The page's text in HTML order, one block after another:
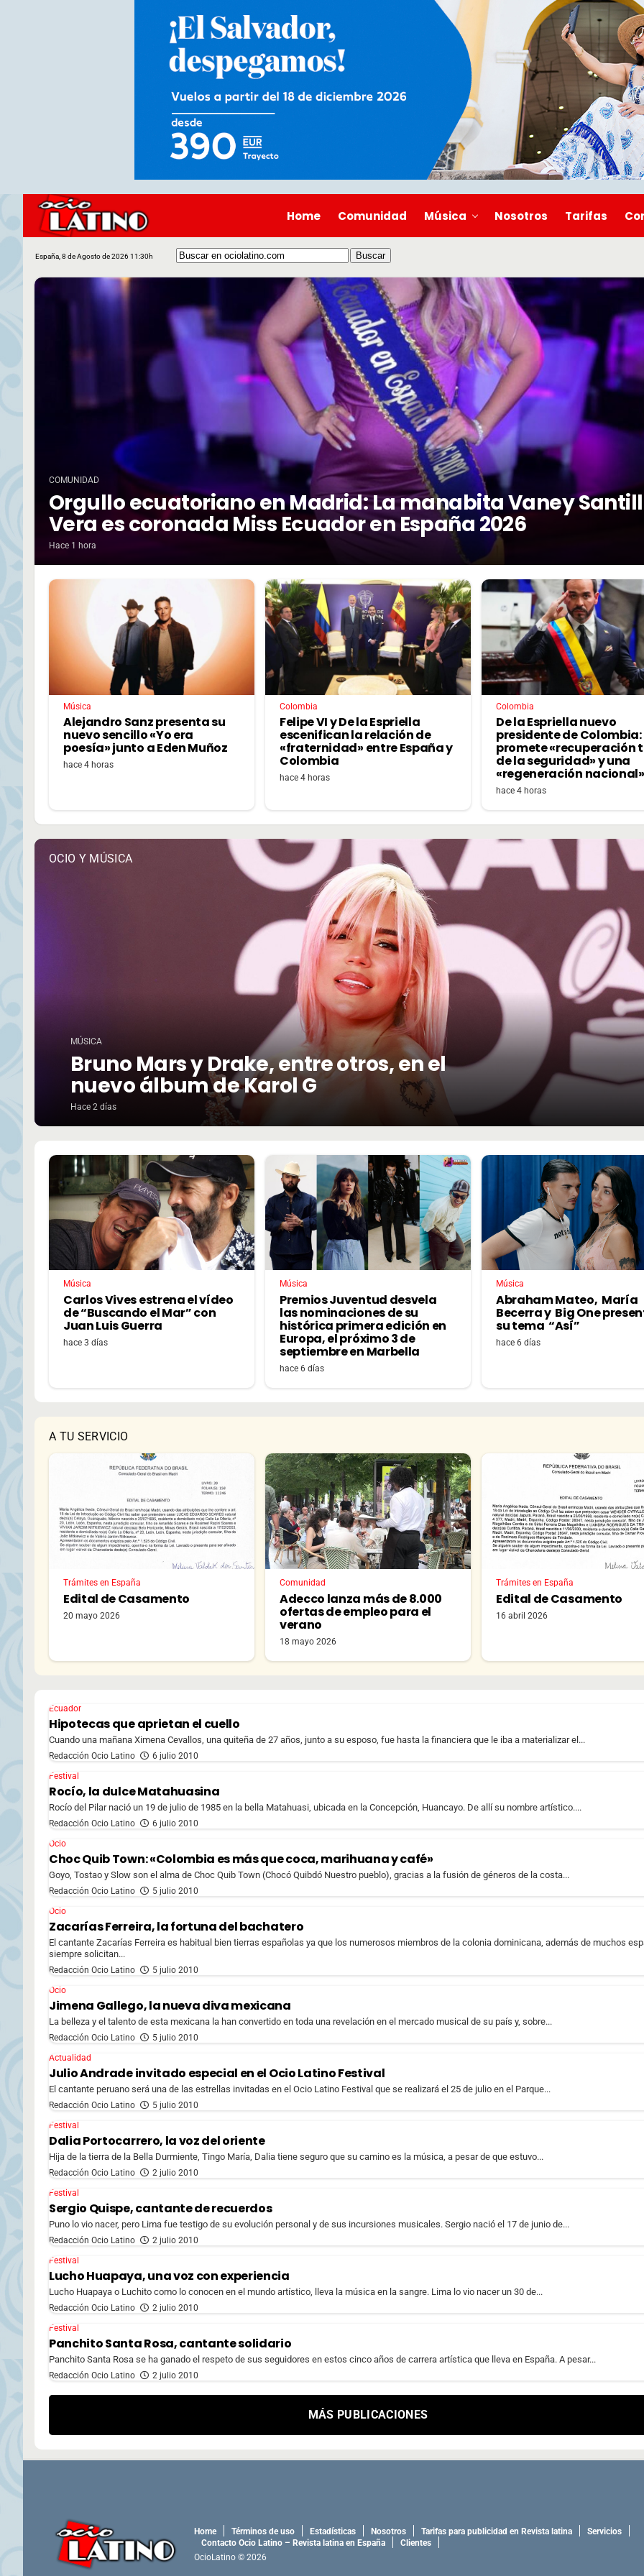
Home Comunidad Música Nosotros Tarifas
España, 8 de Agosto de 2026 11:30h
COMUNIDAD
Orgullo ecuatoriano en Madrid: La manabita Vaney
Vera es coronada Miss Ecuador en España 2026
Hace 1 hora
Música
Alejandro Sanz presenta su
nuevo sencillo «Yo era
poesía» junto a Eden Muñoz
hace 4 horas
Colombia
Felipe VI y De la Espriella
escenifican la relación de
«fraternidad» entre España y
Colombia
hace 4 horas
Colombia
De la Espriella nuevo
presidente de Colombia:
promete «recuperación
de la seguridad» y una
«regeneración
hace 4 horas
OCIO Y MÚSICA
MÚSICA
Bruno Mars y Drake, entre otros, en el
nuevo álbum de Karol G
Hace 2 días
Música
Carlos Vives estrena el vídeo
de “Buscando el Mar” con
Juan Luis Guerra
hace 3 días
Música
Premios Juventud desvela
las nominaciones de su
histórica primera edición en
Europa, el próximo 3 de
septiembre en Marbella
hace 6 días
Música
Abraham Mateo, María
Becerra y Big One
su tema “Así”
hace 6 días
A TU SERVICIO
Trámites en España
Edital de Casamento
20 mayo 2026
Comunidad
Adecco lanza más de 8.000
ofertas de empleo para el
verano
18 mayo 2026
Trámites en España
Edital de Casamento
16 abril 2026
Ecuador
Hipotecas que aprietan el cuello
Cuando una mañana Ximena Cevallos, una quiteña de 27 años, junto a su esposo, fue hasta la financiera que le iba a materializar el...
Redacción Ocio Latino
6 julio 2010
Festival
Rocío, la dulce Matahuasina
Rocío del Pilar nació un 19 de julio de 1985 en la bella Matahuasi, ubicada en la Concepción, Huancayo. De allí su nombre artístico....
Redacción Ocio Latino
6 julio 2010
Ocio
Choc Quib Town: «Colombia es más que coca, marihuana y café»
Goyo, Tostao y Slow son el alma de Choc Quib Town (Chocó Quibdó Nuestro pueblo), gracias a la fusión de géneros de la costa...
Redacción Ocio Latino
5 julio 2010
Ocio
Zacarías Ferreira, la fortuna del bachatero
El cantante Zacarías Ferreira es habitual bien tierras españolas ya que los numerosos miembros de la colonia dominicana, además de muchos
siempre solicitan...
Redacción Ocio Latino
5 julio 2010
Ocio
Jimena Gallego, la nueva diva mexicana
La belleza y el talento de esta mexicana la han convertido en toda una revelación en el mercado musical de su país y, sobre...
Redacción Ocio Latino
5 julio 2010
Actualidad
Julio Andrade invitado especial en el Ocio Latino Festival
El cantante peruano será una de las estrellas invitadas en el Ocio Latino Festival que se realizará el 25 de julio en el Parque...
Redacción Ocio Latino
5 julio 2010
Festival
Dalia Portocarrero, la voz del oriente
Hija de la tierra de la Bella Durmiente, Tingo María, Dalia tiene seguro que su camino es la música, a pesar de que estuvo...
Redacción Ocio Latino
2 julio 2010
Festival
Sergio Quispe, cantante de recuerdos
Puno lo vio nacer, pero Lima fue testigo de su evolución personal y de sus incursiones musicales. Sergio nació el 17 de junio de...
Redacción Ocio Latino
2 julio 2010
Festival
Lucho Huapaya, una voz con experiencia
Lucho Huapaya o Luchito como lo conocen en el mundo artístico, lleva la música en la sangre. Lima lo vio nacer un 30 de...
Redacción Ocio Latino
2 julio 2010
Festival
Panchito Santa Rosa, cantante solidario
Panchito Santa Rosa se ha ganado el respeto de sus seguidores en estos cinco años de carrera artística que lleva en España. A pesar...
Redacción Ocio Latino 2 julio 2010
MÁS PUBLICACIONES
Home Términos de uso Estadísticas Nosotros Tarifas para publicidad en Revista latina
Servicios
Contacto Ocio Latino – Revista latina en España
Clientes
OcioLatino © 2026